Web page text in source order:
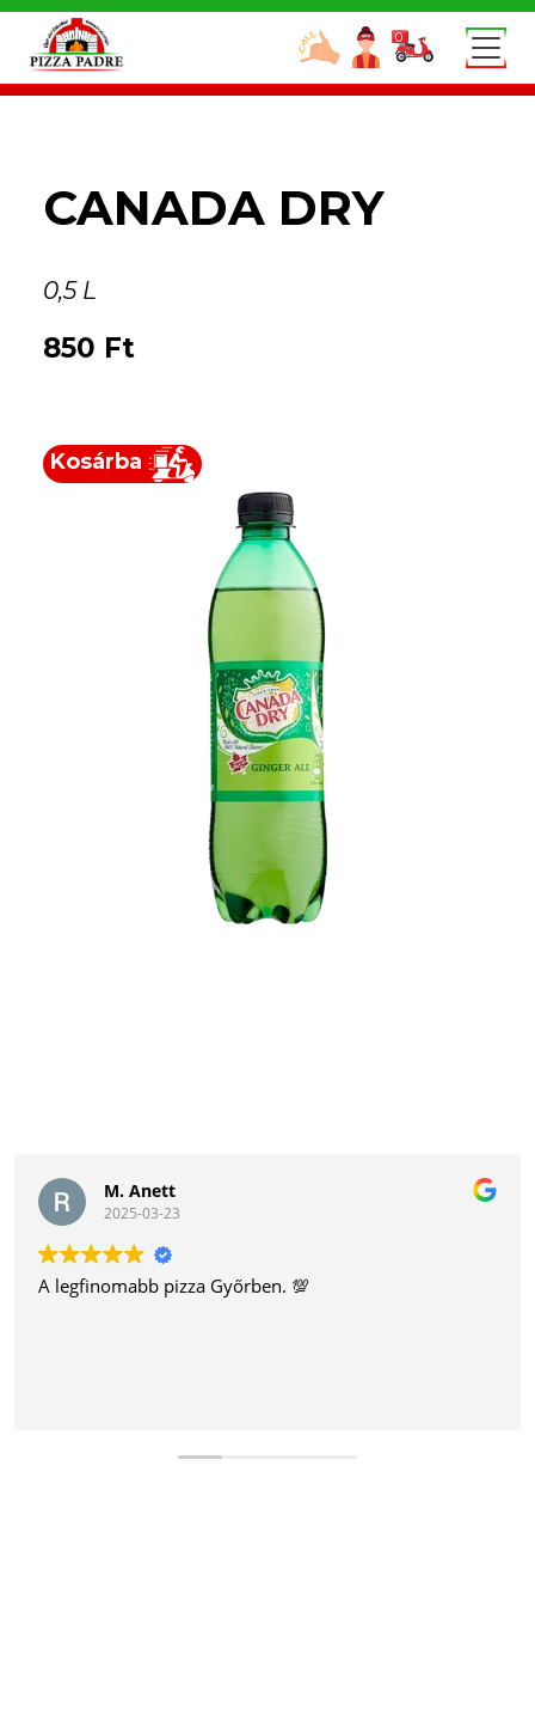
Skip to main content
0
CANADA DRY
0,5 L
850 Ft
Kosárba
M. Anett
2025-03-23
A legfinomabb pizza Győrben. 💯